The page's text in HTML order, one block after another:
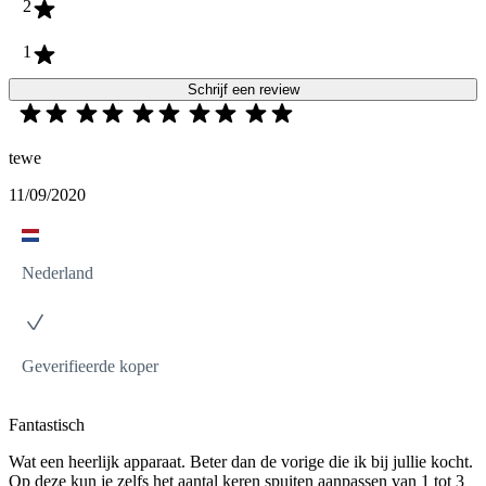
2
1
Schrijf een review
tewe
11/09/2020
Nederland
Geverifieerde koper
Fantastisch
Wat een heerlijk apparaat. Beter dan de vorige die ik bij jullie kocht.
Op deze kun je zelfs het aantal keren spuiten aanpassen van 1 tot 3